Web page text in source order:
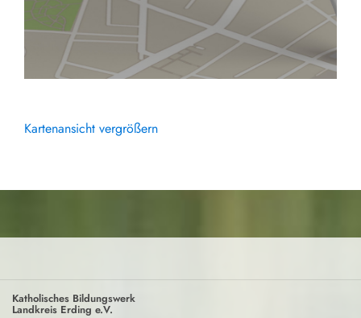
Kartenansicht vergrößern
Katholisches Bildungswerk
Landkreis Erding e.V.